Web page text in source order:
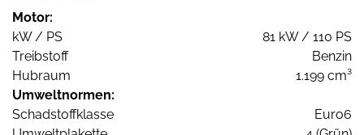
Motor:
kW / PS
81 kW / 110 PS
Treibstoff
Benzin
Hubraum
1.199 cm³
Umweltnormen:
Schadstoffklasse
Euro6